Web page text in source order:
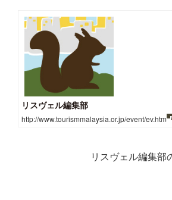
リスヴェル編集部
http://www.tourismmalaysia.or.jp/event/ev.htm
リスヴェル編集部